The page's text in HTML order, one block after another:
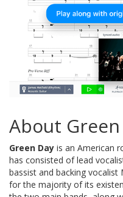
About
Green Day is an American
has consisted of lead
bassist and backing
for the majority of its